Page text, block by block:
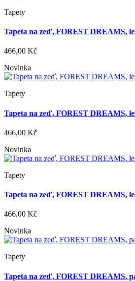
Tapety
Tapeta na zeď, FOREST DREAMS,
466,00 Kč
Novinka
Tapety
Tapeta na zeď, FOREST DREAMS,
466,00 Kč
Novinka
Tapety
Tapeta na zeď, FOREST DREAMS,
466,00 Kč
Novinka
Tapety
Tapeta na zeď, FOREST DREAMS,